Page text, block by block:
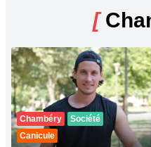
[
Chambéry
Société
Canicule